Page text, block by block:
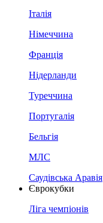
Італія
Німеччина
Франція
Нідерланди
Туреччина
Португалія
Бельгія
МЛС
Саудівська Аравія
Єврокубки
Ліга чемпіонів